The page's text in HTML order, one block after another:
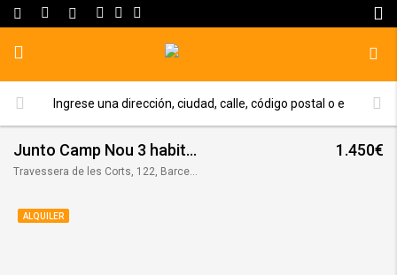
Junto Camp Nou 3 habitaciones dobles 100m2!!
Travessera de les Corts, 122, Barcelona, España
1.450€
ALQUILER